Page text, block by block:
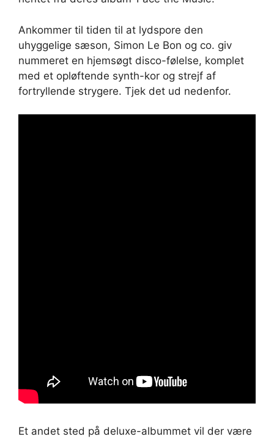
Ankommer til tiden til at lydspore den
uhyggelige sæson, Simon Le Bon og co. giv
nummeret en hjemsøgt disco-følelse, komplet
med et opløftende synth-kor og strejf af
fortryllende strygere. Tjek det ud nedenfor.
Et andet sted på deluxe-albummet vil der være